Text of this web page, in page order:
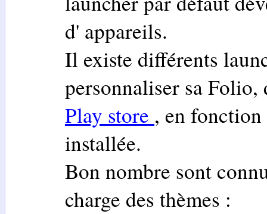
d' appareils.
Il existe différents
personnaliser sa
Play store , en
installée.
Bon nombre sont
charge des thèmes :